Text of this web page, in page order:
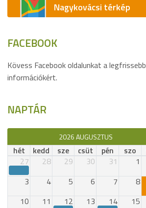
Nagykovácsi térkép
FACEBOOK
Kövess Facebook oldalunkat a legfrissebb
információkért.
NAPTÁR
2026 AUGUSZTUS
hét kedd sze csüt pén szo
27
28 29 30 31 1
3
4 5 6 7 8
10
11 12 13 14 15